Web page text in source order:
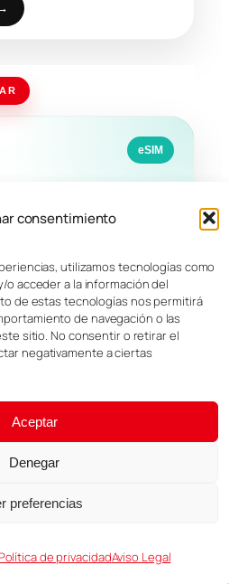
consentimiento
utilizamos tecnologías como
o acceder a la información del
de estas tecnologías nos permitirá
de navegación o las
sitio. No consentir o retirar el
negativamente a ciertas
Aceptar
Denegar
preferencias
de privacidadAviso Legal
eSIM
del roaming o del wifi del
con QR
para mi viaje →